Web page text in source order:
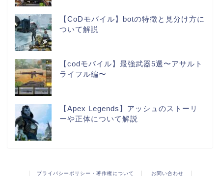
【CoDモバイル】botの特徴と見分け方に
ついて解説
【codモバイル】最強武器5選〜アサルト
ライフル編〜
【Apex Legends】アッシュのストーリ
ーや正体について解説
プライバシーポリシー・著作権について お問い合わせ